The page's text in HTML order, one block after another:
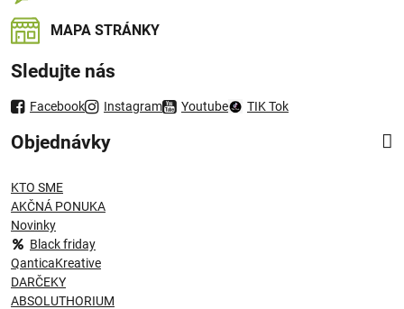
MAPA STRÁNKY
Sledujte nás
Facebook Instagram Youtube TIK Tok
Objednávky
KTO SME
AKČNÁ PONUKA
Novinky
Black friday
QanticaKreative
DARČEKY
ABSOLUTHORIUM